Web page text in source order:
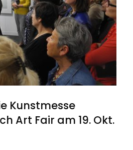
Kunstmesse
Art Fair am 19. Okt.